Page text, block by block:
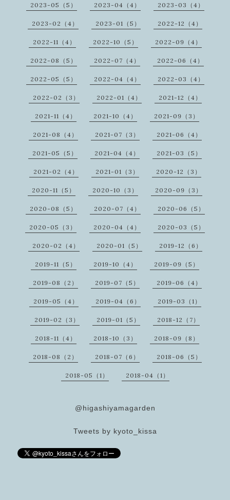
2023-05（5） 2023-04（4） 2023-03（4）
2023-02（4） 2023-01（5） 2022-12（4）
2022-11（4） 2022-10（5） 2022-09（4）
2022-08（5） 2022-07（4） 2022-06（4）
2022-05（5） 2022-04（4） 2022-03（4）
2022-02（3） 2022-01（4） 2021-12（4）
2021-11（4） 2021-10（4） 2021-09（3）
2021-08（4） 2021-07（3） 2021-06（4）
2021-05（5） 2021-04（4） 2021-03（5）
2021-02（4） 2021-01（3） 2020-12（3）
2020-11（5） 2020-10（3） 2020-09（3）
2020-08（5） 2020-07（4） 2020-06（5）
2020-05（3） 2020-04（4） 2020-03（5）
2020-02（4） 2020-01（5） 2019-12（6）
2019-11（5） 2019-10（4） 2019-09（5）
2019-08（2） 2019-07（5） 2019-06（4）
2019-05（4） 2019-04（6） 2019-03（1）
2019-02（3） 2019-01（5） 2018-12（7）
2018-11（4） 2018-10（3） 2018-09（8）
2018-08（2） 2018-07（6） 2018-06（5）
2018-05（1） 2018-04（1）
@higashiyamagarden
Tweets by kyoto_kissa